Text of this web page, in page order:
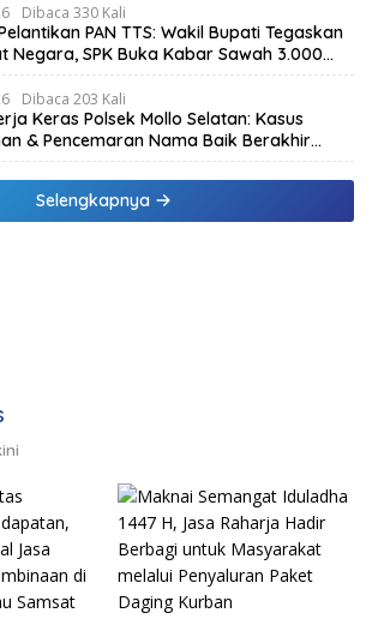
Dibaca 330 Kali
PAN TTS: Wakil Bupati Tegaskan
Negara, SPK Buka Kabar Sawah 3.000
Politik Uang
Dibaca 203 Kali
Keras Polsek Mollo Selatan: Kasus
& Pencemaran Nama Baik Berakhir
Selengkapnya